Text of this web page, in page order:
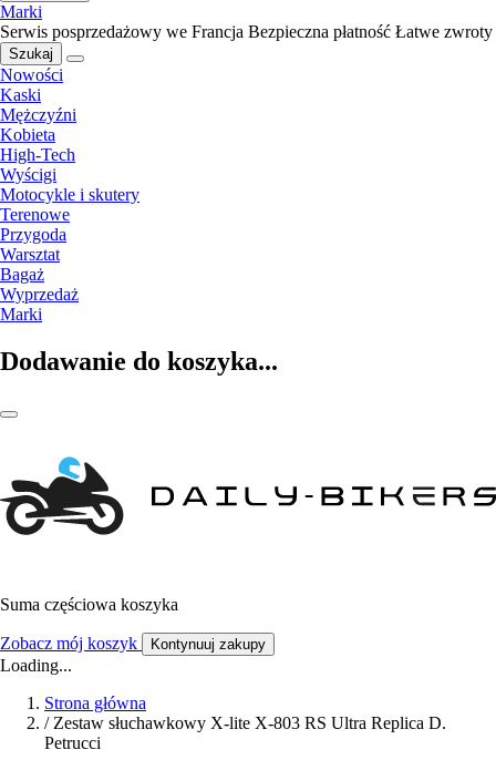
Marki
Serwis posprzedażowy we Francja Bezpieczna płatność Łatwe zwroty
Szukaj
Nowości
Kaski
Mężczyźni
Kobieta
High-Tech
Wyścigi
Motocykle i skutery
Terenowe
Przygoda
Warsztat
Bagaż
Wyprzedaż
Marki
Dodawanie do koszyka...
Suma częściowa koszyka
Zobacz mój koszyk Kontynuuj zakupy
Loading...
Strona główna
/ Zestaw słuchawkowy X-lite X-803 RS Ultra Replica D.
Petrucci